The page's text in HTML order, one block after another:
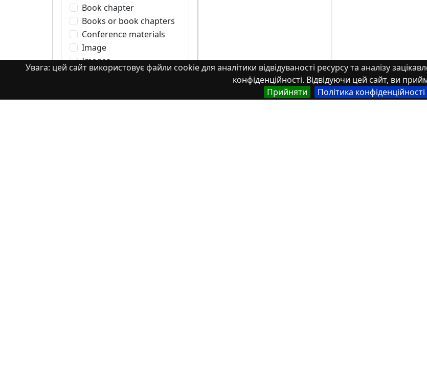
Увага: цей сайт використовує файли cookie для аналітики відвідуваності ресурсу та аналізу
конфіденційності. Відвідуючи цей сайт, ви
Прийняти
Політика конфіденційності
Book chapter
Books or book chapters
Conference materials
Image
Images
Learning Object
Monograph. Books or